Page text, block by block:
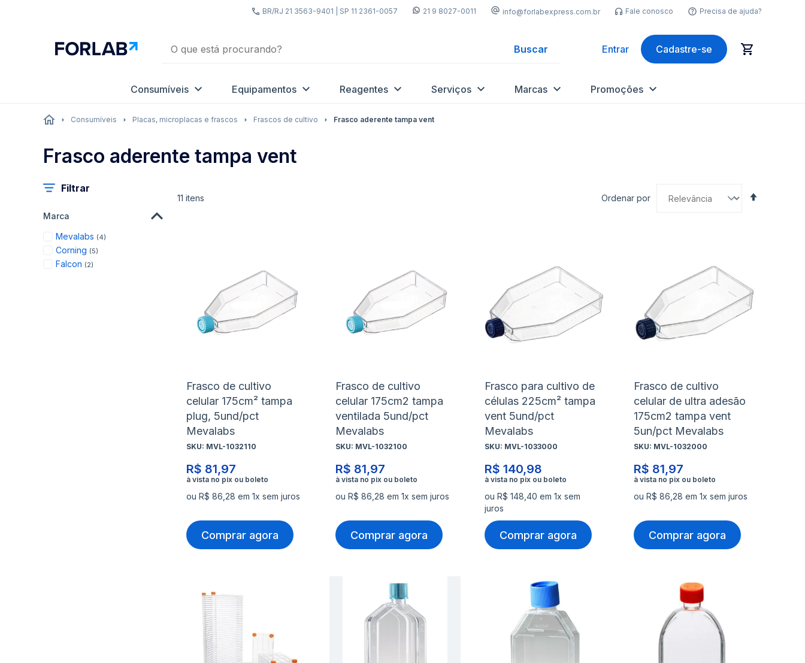
BR/RJ 21 3563-9401 | SP 11 2361-0057 21 9 8027-0011 info@forlabexpress.com.br Fale conosco Precisa de ajuda?
Buscar Entrar Cadastre-se
Consumíveis Equipamentos Reagentes Serviços Marcas Promoções
Consumíveis Placas, microplacas e frascos Frascos de cultivo Frasco aderente tampa vent
Frasco aderente tampa vent
11 itens Ordenar por
Frasco de cultivo
celular 175cm² tampa
plug, 5und/pct
Mevalabs
SKU: MVL-1032110
R$ 81,97
ou R$ 86,28 em 1x sem juros
Comprar agora
lista
de
Adicionar
para
Comparar
Frasco de cultivo
celular 175cm2 tampa
ventilada 5und/pct
Mevalabs
SKU: MVL-1032100
R$ 81,97
ou R$ 86,28 em 1x sem juros
Comprar agora
lista
de
desejos
Adicionar
para
Comparar
Frasco para cultivo de
células 225cm² tampa
vent 5und/pct
Mevalabs
SKU: MVL-1033000
R$ 140,98
ou R$ 148,40 em 1x sem
juros
Comprar agora
lista
de
Adicionar
para
Comparar
Frasco de cultivo
celular de ultra adesão
175cm2 tampa vent
5un/pct Mevalabs
SKU: MVL-1032000
R$ 81,97
ou R$ 86,28 em 1x sem juros
Comprar agora
Adicionar
Adicionar
para
Adicionar
lista
Adicionar
para
Adicionar
lista
Adicionar
para
Filtrar
Marca
Mevalabs 4items
Corning 5items
Falcon 2items